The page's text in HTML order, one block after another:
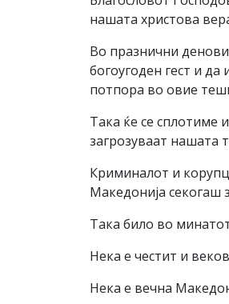
нашата христова
Во празнични
богоугоден гест и
потпора во овие
Така ќе се сплотиме
загрозуваат нашата
Криминалот и
Македонија секогаш
Така било во
Нека е честит и
Нека е вечна